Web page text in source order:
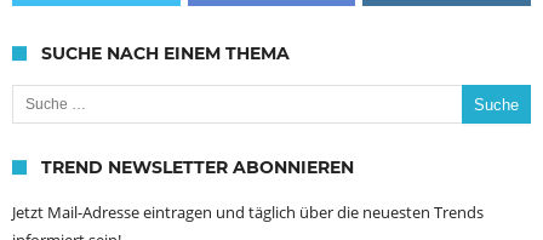
SUCHE NACH EINEM THEMA
Suche nach:
TREND NEWSLETTER ABONNIEREN
Jetzt Mail-Adresse eintragen und täglich über die neuesten Trends